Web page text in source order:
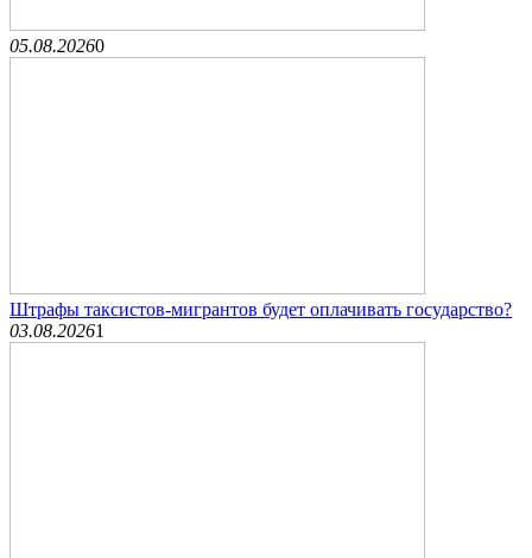
05.08.20260
Штрафы таксистов-мигрантов будет оплачивать государство?
03.08.20261